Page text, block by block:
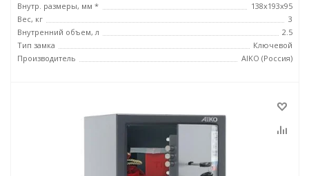
Внутр. размеры, мм *
138x193x95
Вес, кг
3
Внутренний объем, л
2.5
Тип замка
Ключевой
Производитель
AIKO (Россия)